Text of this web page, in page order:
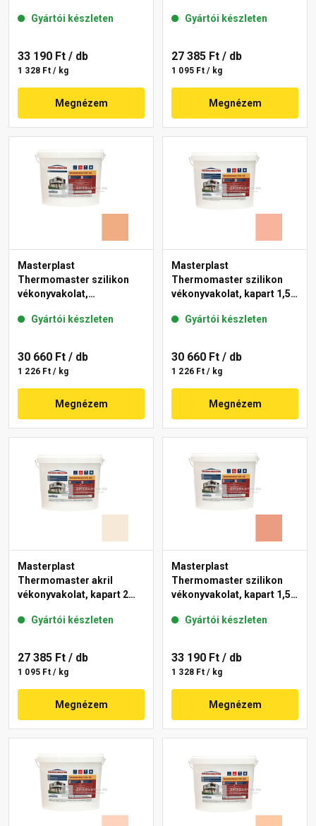
Gyártói készleten
33 190 Ft / db
1 328 Ft / kg
Megnézem
17-D 25 kg
Gyártói készleten
27 385 Ft / db
1 095 Ft / kg
Megnézem
Masterplast
Thermomaster szilikon
vékonyvakolat,
11-C 25 kg
Gyártói készleten
30 660 Ft / db
1 226 Ft / kg
Megnézem
Masterplast
Thermomaster szilikon
vékonyvakolat, kapart 1,5
Gyártói készleten
30 660 Ft / db
1 226 Ft / kg
Megnézem
Masterplast
Thermomaster akril
vékonyvakolat, kapart 2
Gyártói készleten
27 385 Ft / db
1 095 Ft / kg
Megnézem
Masterplast
Thermomaster szilikon
vékonyvakolat, kapart 1,5
Gyártói készleten
33 190 Ft / db
1 328 Ft / kg
Megnézem